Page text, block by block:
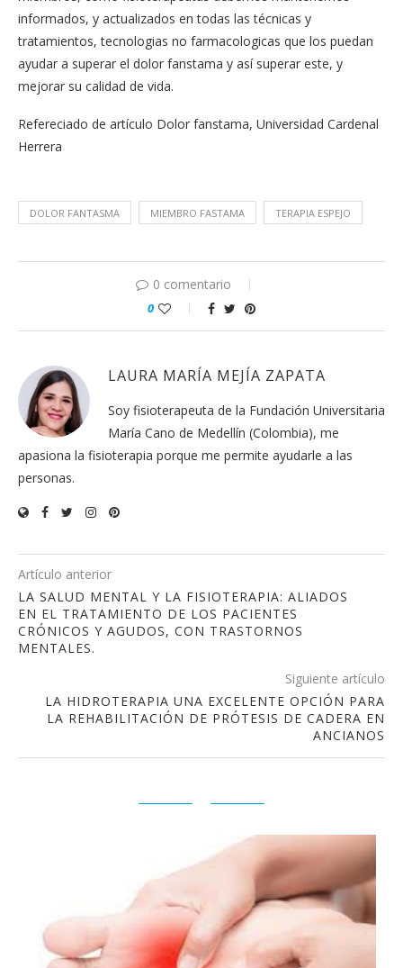
informados, y actualizados en todas las técnicas y
tratamientos, tecnologias no farmacologicas que los puedan
ayudar a superar el dolor fanstama y así superar este, y
mejorar su calidad de vida.
Refereciado de artículo Dolor fanstama, Universidad Cardenal
Herrera
DOLOR FANTASMA MIEMBRO FASTAMA TERAPIA ESPEJO
0 comentario
0
LAURA MARÍA MEJÍA ZAPATA
Soy fisioterapeuta de la Fundación Universitaria
María Cano de Medellín (Colombia), me
apasiona la fisioterapia porque me permite ayudarle a las
personas.
Artículo anterior
LA SALUD MENTAL Y LA FISIOTERAPIA: ALIADOS
EN EL TRATAMIENTO DE LOS PACIENTES
CRÓNICOS Y AGUDOS, CON TRASTORNOS
MENTALES.
Siguiente artículo
LA HIDROTERAPIA UNA EXCELENTE OPCIÓN PARA
LA REHABILITACIÓN DE PRÓTESIS DE CADERA EN
ANCIANOS